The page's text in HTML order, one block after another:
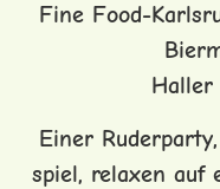
Fine Food-
Haller
Einer
spiel, relaxen auf